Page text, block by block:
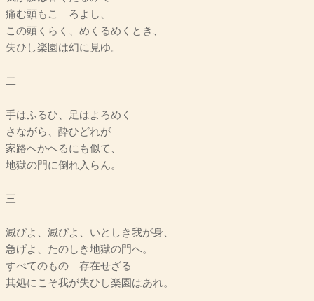
痛む頭もこゝろよし、
この頭くらく、めくるめくとき、
失ひし楽園は幻に見ゆ。
二
手はふるひ、足はよろめく
さながら、酔ひどれが
家路へかへるにも似て、
地獄の門に倒れ入らん。
三
滅びよ、滅びよ、いとしき我が身、
急げよ、たのしき地獄の門へ。
すべてのものゝ存在せざる
其処にこそ我が失ひし楽園はあれ。